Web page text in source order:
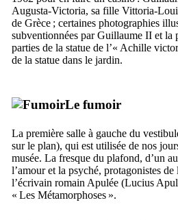
Augusta-Victoria, sa fille Vittoria-
de Grèce ; certaines photographies
subventionnées par Guillaume II et la
parties de la statue de l’« Achille
de la statue dans le jardin.
Le fumoir
La première salle à gauche du
sur le plan), qui est utilisée de nos
musée. La fresque du plafond, d’un
l’amour et la psyché, protagonistes de
l’écrivain romain Apulée (Lucius
« Les Métamorphoses ».